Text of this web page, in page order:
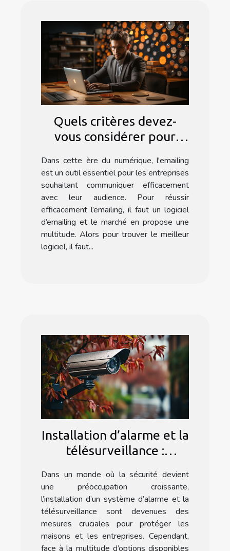
Quels critères devez-
vous considérer pour
d'emailing ?
Dans cette ère du numérique, l'emailing
est un outil essentiel pour les entreprises
souhaitant communiquer efficacement
avec leur audience. Pour réussir
efficacement l’emailing, il faut un logiciel
d’emailing et le marché en propose une
multitude. Alors pour trouver le meilleur
logiciel, il faut...
Installation d’alarme et la
télésurveillance :
une agence spécialisée ?
Dans un monde où la sécurité devient
une préoccupation croissante,
l’installation d’un système d’alarme et la
télésurveillance sont devenues des
mesures cruciales pour protéger les
maisons et les entreprises. Cependant,
face à la multitude d’options disponibles